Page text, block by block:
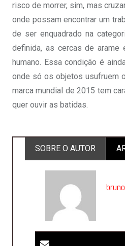
risco de morrer, sim, mas
onde possam encontrar um
de ser enquadrado na
definida, as cercas de
humano. Essa condição é
onde só os objetos usufruem
marca mundial de 2015 tem
quer ouvir as batidas.
SOBRE O AUTOR
bruno